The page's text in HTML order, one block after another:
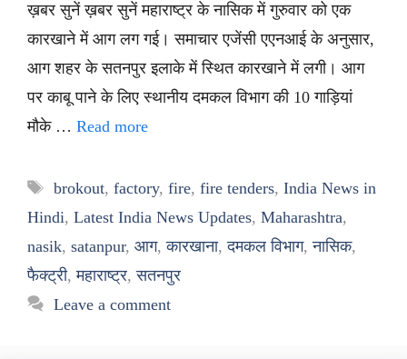
ख़बर सुनें ख़बर सुनें महाराष्ट्र के नासिक में गुरुवार को एक
कारखाने में आग लग गई। समाचार एजेंसी एएनआई के अनुसार,
आग शहर के सतनपुर इलाके में स्थित कारखाने में लगी। आग
पर काबू पाने के लिए स्थानीय दमकल विभाग की 10 गाड़ियां
मौके … Read more
Tags
brokout, factory, fire, fire tenders, India News in
Hindi, Latest India News Updates, Maharashtra,
nasik, satanpur, आग,कारखाना,दमकल विभाग,नासिक,
फैक्ट्री,महाराष्ट्र,सतनपुर
Leave a comment